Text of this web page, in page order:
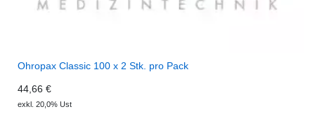
Ohropax Classic 100 x 2 Stk. pro Pack
44,66 €
exkl. 20,0% Ust